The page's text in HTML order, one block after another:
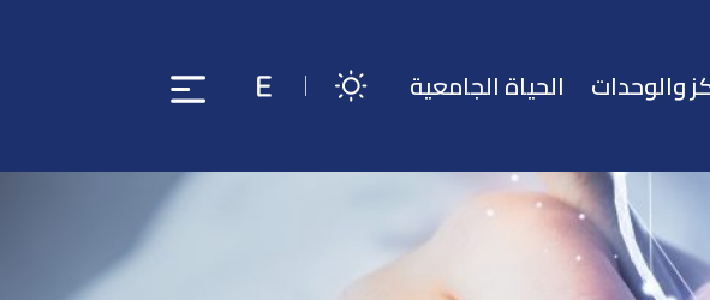
والوحدات الحياة الجامعية